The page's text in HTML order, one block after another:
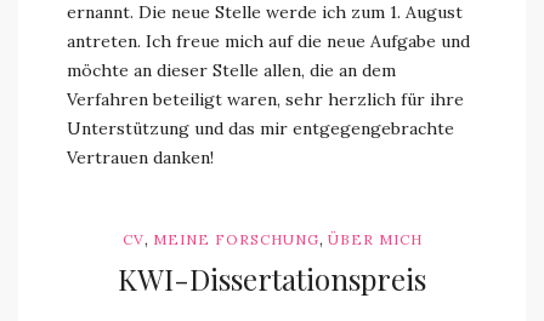
ernannt. Die neue Stelle werde ich zum 1. August
antreten. Ich freue mich auf die neue Aufgabe und
möchte an dieser Stelle allen, die an dem
Verfahren beteiligt waren, sehr herzlich für ihre
Unterstützung und das mir entgegengebrachte
Vertrauen danken!
CV, MEINE FORSCHUNG, ÜBER MICH
KWI-Dissertationspreis